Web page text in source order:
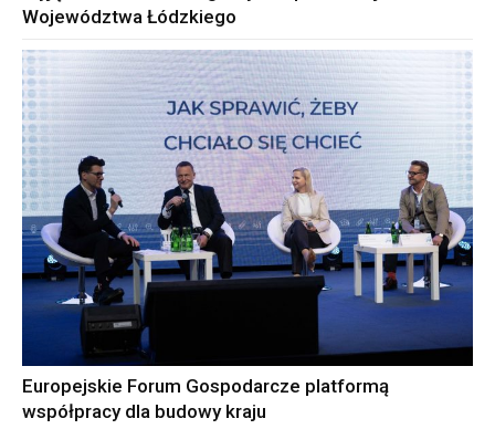
Województwa Łódzkiego
Europejskie Forum Gospodarcze platformą
współpracy dla budowy kraju